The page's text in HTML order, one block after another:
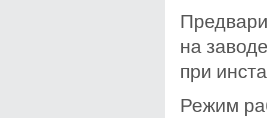
на
при
Режим